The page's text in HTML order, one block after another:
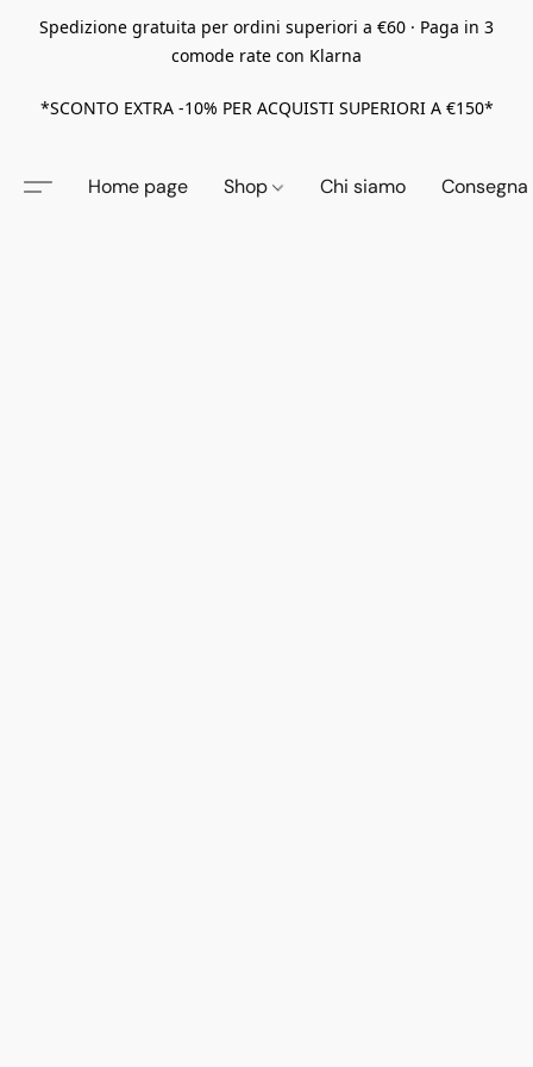
Spedizione gratuita per ordini superiori a €60 · Paga in 3
comode rate con Klarna
*SCONTO EXTRA -10% PER ACQUISTI SUPERIORI A €150*
Home page Shop Chi siamo Consegna